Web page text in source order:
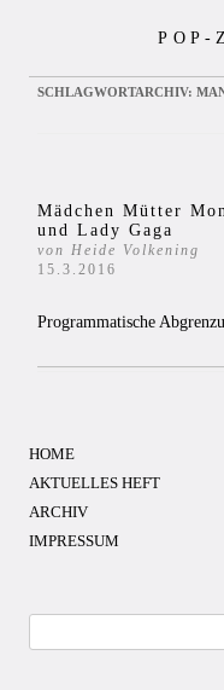
POP-
SCHLAGWORTARCHIV:
Mädchen Mütter
und Lady Gaga
von Heide Volkening
15.3.2016
Programmatische
HOME
AKTUELLES HEFT
ARCHIV
IMPRESSUM
nach: